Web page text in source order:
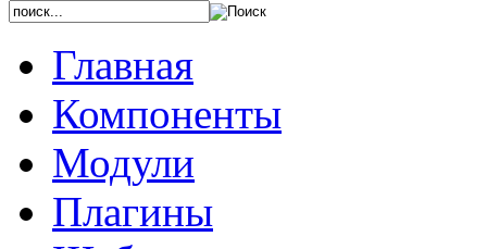
Главная
Компоненты
Модули
Плагины